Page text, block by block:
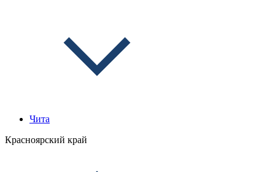
Чита
Красноярский край